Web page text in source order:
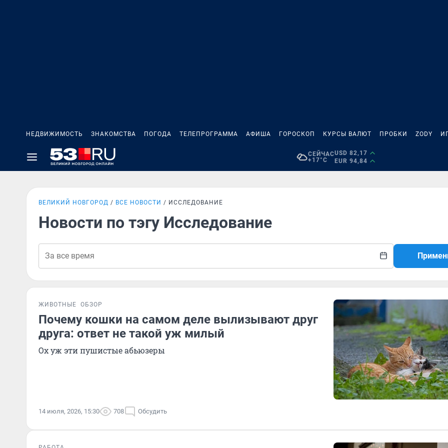
НЕДВИЖИМОСТЬ ЗНАКОМСТВА ПОГОДА ТЕЛЕПРОГРАММА АФИША ГОРОСКОП КУРСЫ ВАЛЮТ ПРОБКИ ZODY
СЕЙЧАС
+17°C
USD 82,17
EUR 94,84
ВЕЛИКИЙ НОВГОРОД ВСЕ НОВОСТИ ИССЛЕДОВАНИЕ
Новости по тэгу Исследование
ЖИВОТНЫЕ ОБЗОР
Почему кошки на самом деле вылизывают друг
друга: ответ не такой уж милый
Ох уж эти пушистые абьюзеры
14 июля, 2026, 15:30 708 Обсудить